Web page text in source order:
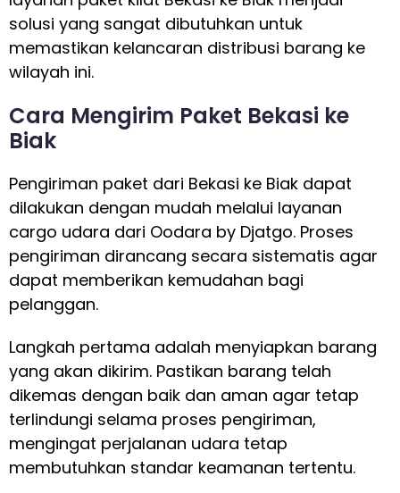
solusi yang sangat dibutuhkan untuk
memastikan kelancaran distribusi barang ke
wilayah ini.
Cara Mengirim Paket Bekasi ke
Biak
Pengiriman paket dari Bekasi ke Biak dapat
dilakukan dengan mudah melalui layanan
cargo udara dari Oodara by Djatgo. Proses
pengiriman dirancang secara sistematis agar
dapat memberikan kemudahan bagi
pelanggan.
Langkah pertama adalah menyiapkan barang
yang akan dikirim. Pastikan barang telah
dikemas dengan baik dan aman agar tetap
terlindungi selama proses pengiriman,
mengingat perjalanan udara tetap
membutuhkan standar keamanan tertentu.